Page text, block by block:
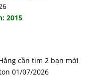
2015
cần tìm 2 bạn mới
01/07/2026